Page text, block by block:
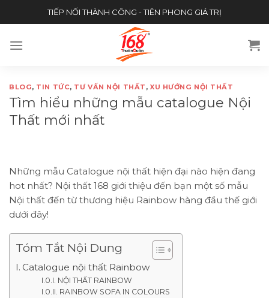
to
TIẾP NỐI THÀNH CÔNG - TIÊN PHONG GIÁ TRỊ
BLOG, TIN TỨC, TƯ VẤN NỘI THẤT , XU HƯỚNG NỘI THẤT
Tìm hiểu những mẫu catalogue Nội
Thất mới nhất
Những mẫu Catalogue nội thất hiện đại nào hiện đang
hot nhất? Nội thất 168 giới thiệu đến bạn một số mẫu
Nội thất đến từ thương hiệu Rainbow hàng đầu thế giới
dưới đây!
Tóm Tắt Nội Dung
Catalogue nội thất Rainbow
NỘI THẤT RAINBOW
RAINBOW SOFA IN COLOURS